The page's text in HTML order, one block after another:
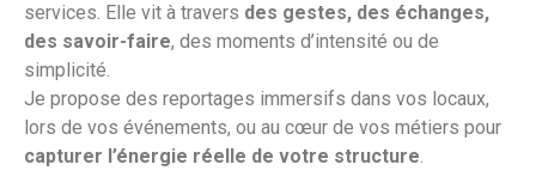
services. Elle vit à travers des gestes, des échanges,
des savoir-faire, des moments d’intensité ou de
simplicité.
Je propose des reportages immersifs dans vos locaux,
lors de vos événements, ou au cœur de vos métiers pour
capturer l’énergie réelle de votre structure.